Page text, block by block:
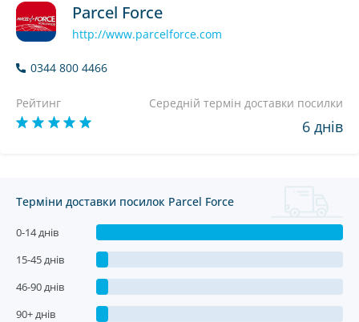
Parcel Force
http://www.parcelforce.com
0344 800 4466
Рейтинг Середній термін доставки посилки
6 днів
Терміни доставки посилок Parcel Force
0-14 днів
15-45 днів
46-90 днів
90+ днів